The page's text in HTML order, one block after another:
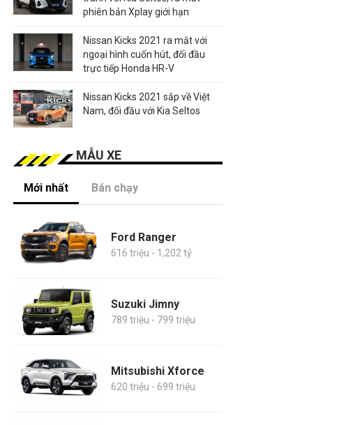
phiên bản Xplay giới hạn
Nissan Kicks 2021 ra mắt với
ngoại hình cuốn hút, đối đầu
trực tiếp Honda HR-V
Nissan Kicks 2021 sắp về Việt
Nam, đối đầu với Kia Seltos
MẪU XE
Mới nhất Bán chạy
Ford Ranger
616 triệu - 1,202 tỷ
Suzuki Jimny
789 triệu - 799 triệu
Mitsubishi Xforce
620 triệu - 699 triệu